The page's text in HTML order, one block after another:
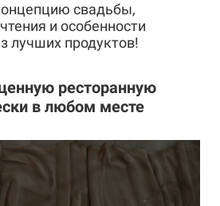
свадьбы,
и особенности
лучших продуктов!
ресторанную
в любом месте